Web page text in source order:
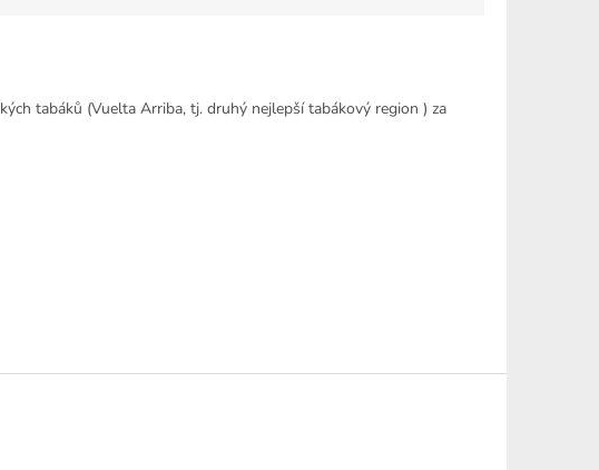
tabáků (Vuelta Arriba, tj. druhý nejlepší tabákový region ) za